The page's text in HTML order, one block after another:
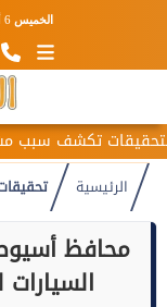
الخميس 6 أغسطس 2026
سبب مشاجرة
الرئيسية
محافظ